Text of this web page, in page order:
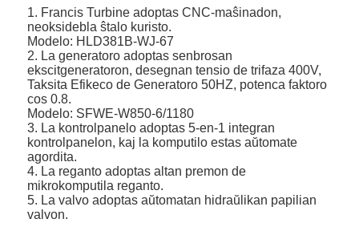
1. Francis Turbine adoptas CNC-maŝinadon,
neoksidebla ŝtalo kuristo.
Modelo: HLD381B-WJ-67
2. La generatoro adoptas senbrosan
ekscitgeneratoron, desegnan tensio de trifaza 400V,
Taksita Efikeco de Generatoro 50HZ, potenca faktoro
cos 0.8.
Modelo: SFWE-W850-6/1180
3. La kontrolpanelo adoptas 5-en-1 integran
kontrolpanelon, kaj la komputilo estas aŭtomate
agordita.
4. La reganto adoptas altan premon de
mikrokomputila reganto.
5. La valvo adoptas aŭtomatan hidraŭlikan papilian
valvon.